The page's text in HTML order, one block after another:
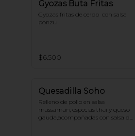
Gyozas Buta Fritas
Gyozas fritas de cerdo  con salsa
ponzu
$6.500
Quesadilla Soho
Relleno de pollo en salsa
massaman, especias thai y queso
gauda,acompañadas con salsa de